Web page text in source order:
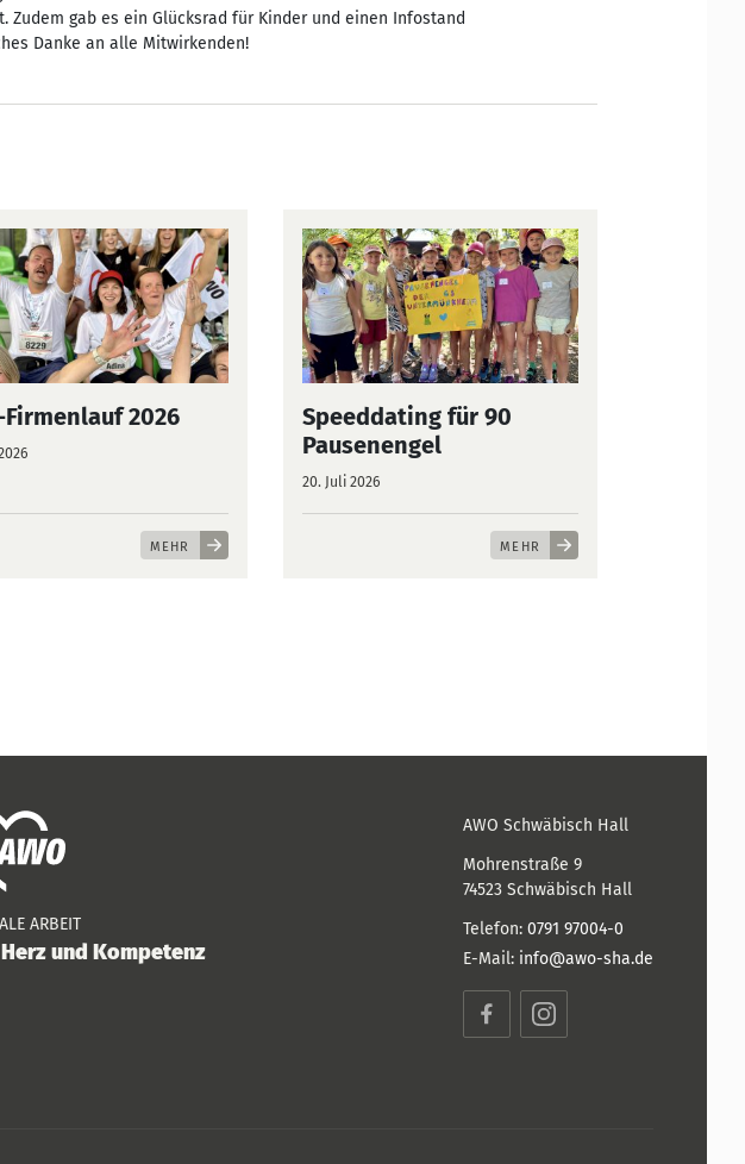
Zudem gab es ein Glücksrad für Kinder und einen Infostand
Danke an alle Mitwirkenden!
Firmenlauf 2026
MEHR
Speeddating für 90
Pausenengel
20. Juli 2026
MEHR
ARBEIT
und Kompetenz
AWO Schwäbisch Hall
Mohrenstraße 9
74523 Schwäbisch Hall
Telefon: 0791 97004-0
E-Mail: info@awo-sha.de
FacebookInstagram